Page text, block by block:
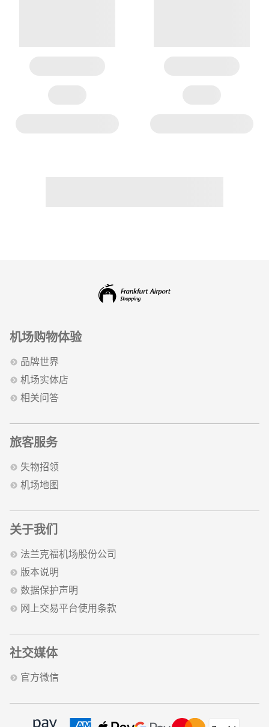
机场购物体验
品牌世界
机场实体店
相关问答
旅客服务
失物招领
机场地图
关于我们
法兰克福机场股份公司
版本说明
数据保护声明
网上交易平台使用条款
社交媒体
官方微信